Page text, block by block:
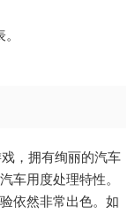
，拥有绚丽的汽车
车用度处理特性。
依然非常出色。如